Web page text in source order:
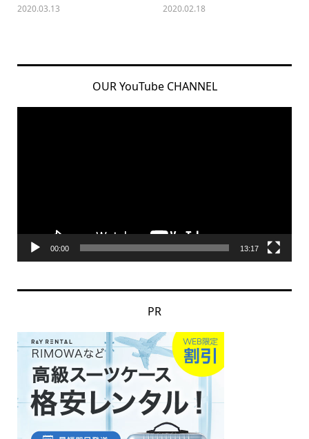
2020.03.13 2020.02.18
OUR YouTube CHANNEL
00:00 13:17
PR